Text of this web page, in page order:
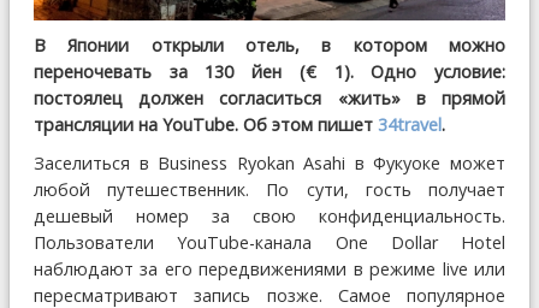
В Японии открыли отель, в котором можно
переночевать за 130 йен (€ 1). Одно условие:
постоялец должен согласиться «жить» в прямой
трансляции на YouTube. Об этом пишет 34travel.
Заселиться в Business Ryokan Asahi в Фукуоке может
любой путешественник. По сути, гость получает
дешевый номер за свою конфиденциальность.
Пользователи YouTube-канала One Dollar Hotel
наблюдают за его передвижениями в режиме live или
пересматривают запись позже. Самое популярное